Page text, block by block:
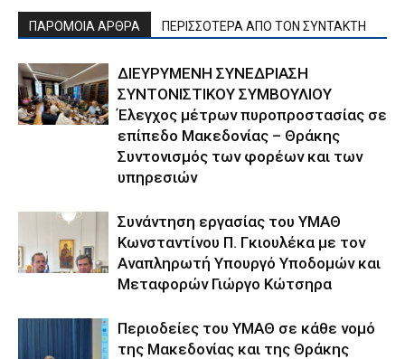
ΠΑΡΟΜΟΙΑ ΑΡΘΡΑ ΠΕΡΙΣΣΟΤΕΡΑ ΑΠΟ ΤΟΝ ΣΥΝΤΑΚΤΗ
ΔΙΕΥΡΥΜΕΝΗ ΣΥΝΕΔΡΙΑΣΗ
ΣΥΝΤΟΝΙΣΤΙΚΟΥ ΣΥΜΒΟΥΛΙΟΥ
Έλεγχος μέτρων πυροπροστασίας σε
επίπεδο Μακεδονίας – Θράκης
Συντονισμός των φορέων και των
υπηρεσιών
Συνάντηση εργασίας του ΥΜΑΘ
Κωνσταντίνου Π. Γκιουλέκα με τον
Αναπληρωτή Υπουργό Υποδομών και
Μεταφορών Γιώργο Κώτσηρα
Περιοδείες του ΥΜΑΘ σε κάθε νομό
της Μακεδονίας και της Θράκης